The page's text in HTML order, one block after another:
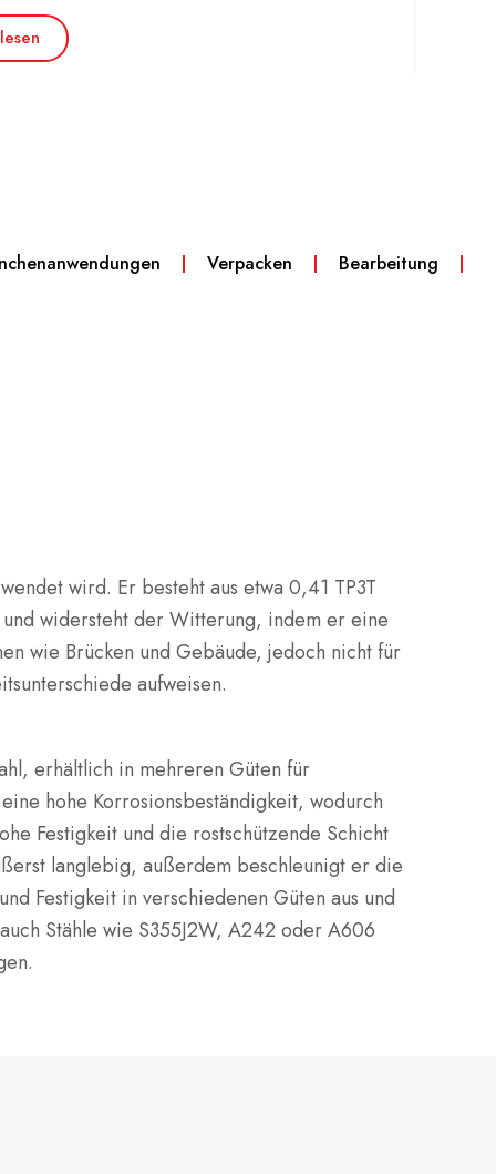
Verpacken Bearbeitung
wird. Er besteht aus etwa 0,41 TP3T
widersteht der Witterung, indem er eine
wie Brücken und Gebäude, jedoch nicht für
aufweisen.
erhältlich in mehreren Güten für
hohe Korrosionsbeständigkeit, wodurch
Festigkeit und die rostschützende Schicht
langlebig, außerdem beschleunigt er die
Festigkeit in verschiedenen Güten aus und
Stähle wie S355J2W, A242 oder A606